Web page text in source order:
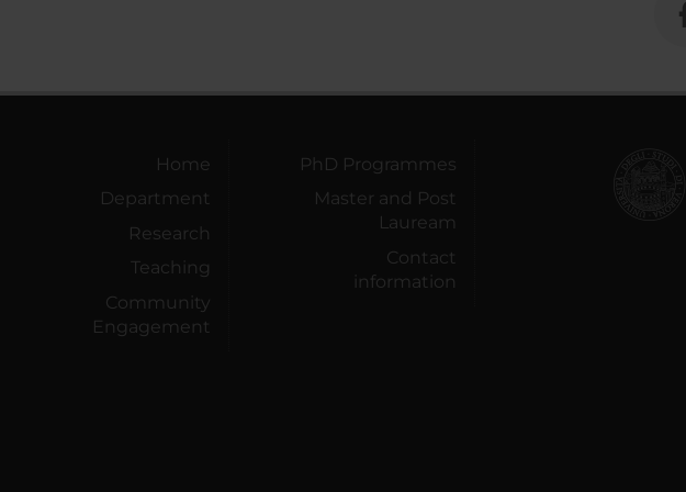
Home
Department
Research
Teaching
Community
Engagement
PhD Programmes
Master and Post
Lauream
Contact
information